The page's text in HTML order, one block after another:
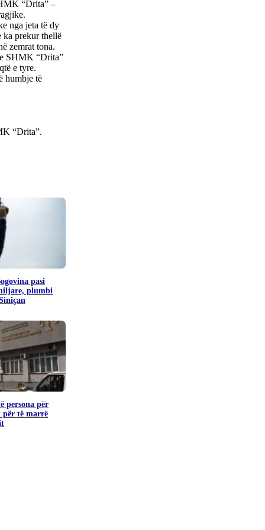
“Drita” –
nga jeta të dy
ka prekur thellë
zemrat tona.
SHMK “Drita”
e tyre.
humbje të
“Drita”.
pasi
plumbi
persona për
për të marrë